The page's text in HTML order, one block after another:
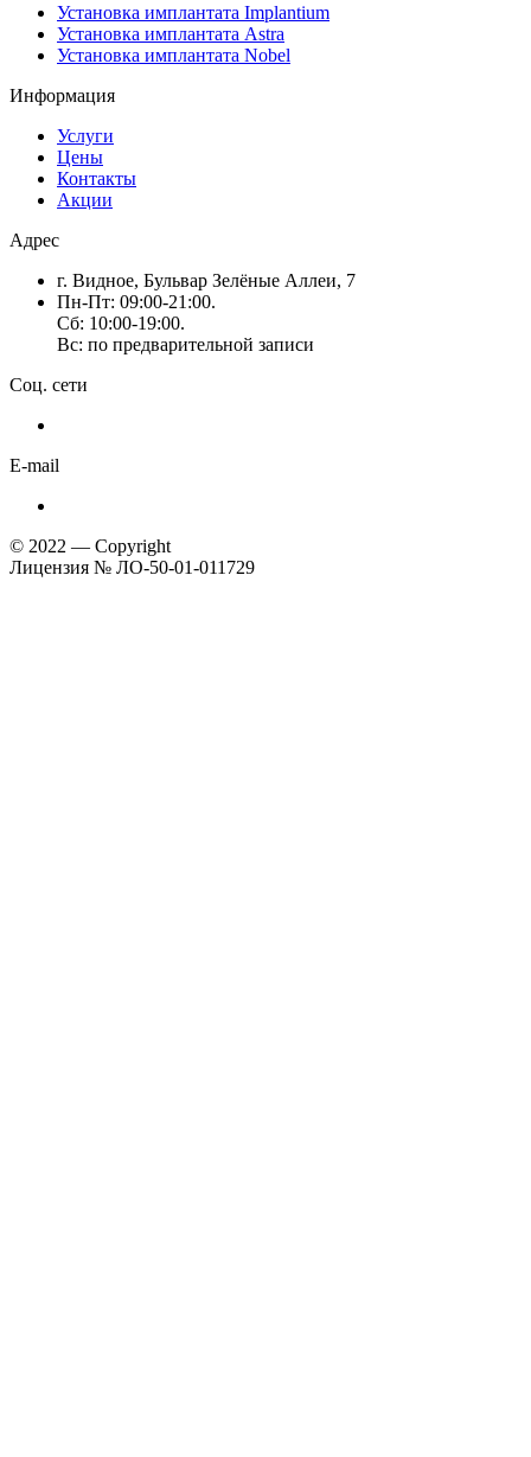
Установка имплантата Implantium
Установка имплантата Astra
Установка имплантата Nobel
Информация
Услуги
Цены
Контакты
Акции
Адрес
г. Видное, Бульвар Зелёные Аллеи, 7
Пн-Пт: 09:00-21:00.
Сб: 10:00-19:00.
Вс: по предварительной записи
Соц. сети
E-mail
© 2022 — Copyright
Лицензия № ЛО-50-01-011729